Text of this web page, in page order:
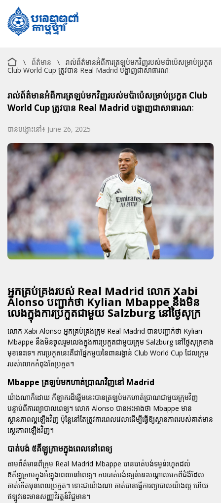
\ ព័ត៌មាន \
រាល់ព័ត៌មានអំពីការត្រឡប់មកវិញរបស់មប៉ាប៉េសម្រាប់ប្រកួត
Club World Cup ត្រូវបាន Real Madrid បង្ហាញជាសាធារណៈ
រាល់ព័ត៌មានអំពីការត្រឡប់មកវិញរបស់មប៉ាប៉េសម្រាប់ប្រកួត Club
World Cup ត្រូវបាន Real Madrid បង្ហាញជាសាធារណៈ
បានបង្ហោះនៅ៖ June 26, 2025
អ្នកគ្រប់គ្រងរបស់ Real Madrid លោក Xabi
Alonso បញ្ជាក់ថា Kylian Mbappe នឹងមិន
លេងក្នុងការប្រកួតជាមួយ Salzburg នៅថ្ងៃសុក្រ
លោក Xabi Alonso អ្នកគ្រប់គ្រងក្រុម Real Madrid បានបញ្ជាក់ថា Kylian
Mbappe នឹងមិនចូលរួមលេងក្នុងការប្រកួតជាមួយក្រុម Salzburg នៅថ្ងៃសុក្រខាង
មុខនេះទេ។ ការប្រកួតនេះគឺជាផ្នែកមួយនៃពានរង្វាន់ Club World Cup ដែលក្រុម
របស់លោកកំពុងតែប្រកួត។
Mbappe ត្រឡប់មកហាត់ប្រាណវិញនៅ Madrid
យ៉ាងណាក៏ដោយ កីឡាករដ៏ឆ្នើមនេះបានត្រឡប់មកហាត់ប្រាណជាមួយក្រុមវិញ
បន្ទាប់ពីការព្យាបាលពេទ្យ។ លោក Alonso បានអះអាងថា Mbappe មាន
ស្ថានភាពល្អឡើងវិញ ប៉ុន្តែនៅតែត្រូវការពេលវេលាដើម្បីធ្វើឱ្យស្ថានភាពរបស់គាត់មាន
ស្ថេរភាពឡើងវិញ។
បាត់បង់ ៥គីឡូក្រាមក្នុងពេលនៅពេទ្យ
តាមព័ត៌មានពីក្រុម Real Madrid Mbappe បានបាត់បង់ទម្ងន់រហូតដល់
៥គីឡូក្រាមក្នុងអំឡុងពេលនៅពេទ្យ។ ការបាត់បង់ទម្ងន់នេះបណ្តាលមកពីជំងឺដែល
គាត់កើតមុនពេលប្រកួត។ ទោះជាយ៉ាងណា គាត់បានធ្វើការព្យាបាលយ៉ាងល្អ ហើយ
ឥឡូវនេះមានសញ្ញាវិវត្តន៍វិជ្ជមាន។